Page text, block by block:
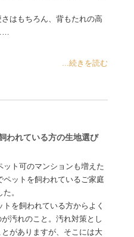
はもちろん、背もたれの高
...続きを読む
われている方の生地選び
ット可のマンションも増えた
ペットを飼われているご家庭
。
トを飼われている方からよく
汚れのこと。汚れ対策とし
がありますが、そこには大